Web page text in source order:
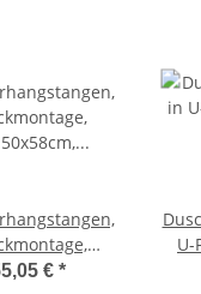
Alu-Rohr,
€ *
U-